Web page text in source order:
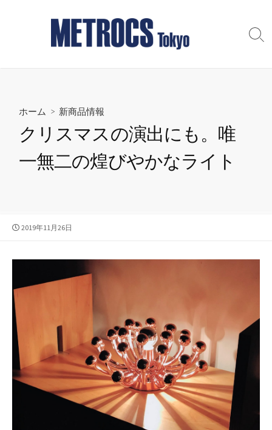
ツ
検
ホーム > 新商品情報
クリスマスの演出にも。唯
一無二の煌びやかなライト
公
2019年11月26日